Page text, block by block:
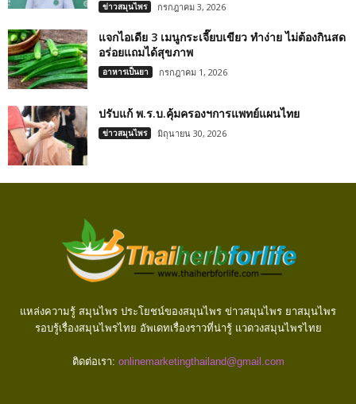
ข่าวสมุนไพร กรกฎาคม 3, 2026
แจกไอเดีย 3 เมนูกระเจี๊ยบเขียว ทำง่าย ไม่ต้องกินสด
อร่อยแถมได้สุขภาพ
อาหารเป็นยา กรกฎาคม 1, 2026
ปรับแก้ พ.ร.บ.คุ้มครองฯการแพทย์แผนไทย
ข่าวสมุนไพร มิถุนายน 30, 2026
แหล่งความรู้ สมุนไพร ประโยชน์ของสมุนไพร ข่าวสมุนไพร ยาสมุนไพร
รอบรู้เรื่องสมุนไพรไทย อัพเดทเรื่องราวที่น่ารู้ แวดวงสมุนไพรไทย
ติดต่อเรา: onlinemarketingthailand@gmail.com